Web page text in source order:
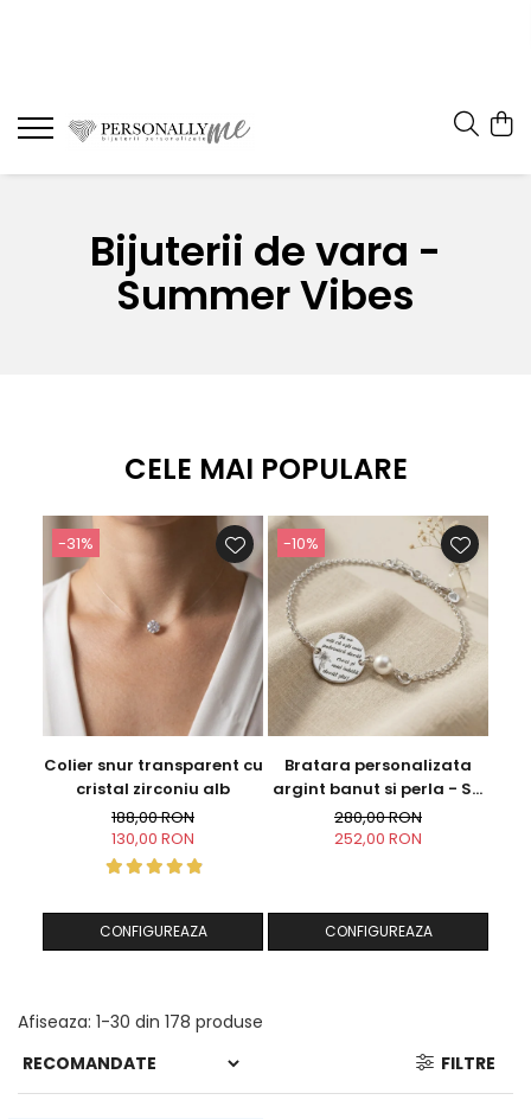
Bijuterii de vara -
Summer Vibes
CELE MAI POPULARE
-31%
Colier snur transparent cu
cristal zirconiu alb
188,00 RON
130,00 RON
CONFIGUREAZA
-10%
Bratara personalizata
argint banut si perla - Sa
nu uiti...
280,00 RON
252,00 RON
CONFIGUREAZA
Afiseaza: 1-30 din 178 produse
FILTRE